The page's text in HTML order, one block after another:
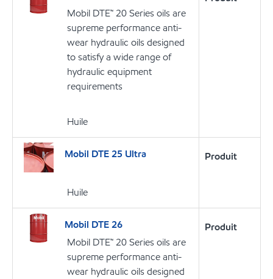
Mobil DTE™ 20 Series oils are
supreme performance anti-
wear hydraulic oils designed
to satisfy a wide range of
hydraulic equipment
requirements
Huile
Mobil DTE 25 Ultra
Huile
Produit
Mobil DTE 26
Mobil DTE™ 20 Series oils are
supreme performance anti-
wear hydraulic oils designed
Produit